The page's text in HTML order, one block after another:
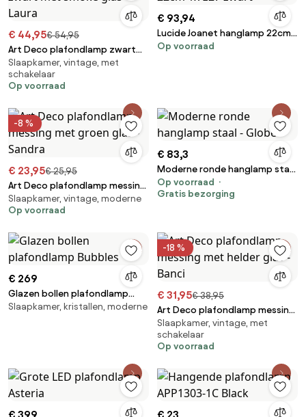
€ 44,95€ 54,95
Art Deco plafondlamp zwart
met smoke glas - Laura
Slaapkamer, vintage, met
schakelaar
Op voorraad
€ 93,94
Lucide Joanet hanglamp 22cm
1x E27 zwart
Op voorraad
-8 %
€ 23,95€ 25,95
Art Deco plafondlamp messing
met groen glas - Sandra
Slaapkamer, vintage, moderne
Op voorraad
€ 83,3
Moderne ronde hanglamp staal
- Globe
Op voorraad
Gratis bezorging
€ 269
Glazen bollen plafondlamp
Bubbles
Slaapkamer, kristallen, moderne
-18 %
€ 31,95€ 38,95
Art Deco plafondlamp messing
met helder glas - Banci
Slaapkamer, vintage, met
schakelaar
Op voorraad
€ 399 € 23